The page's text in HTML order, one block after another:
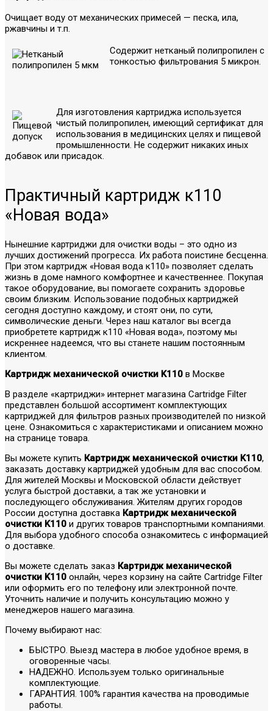
Очищает воду от механических примесей — песка, ила,
ржавчины и т.п.
Содержит нетканый полипропилен с
тонкостью фильтрования 5 микрон.
Для изготовления картриджа используется
чистый полипропилен, имеющий сертификат для
использования в медицинских целях и пищевой
промышленности. Не содержит никаких иных
добавок или присадок.
Практичный картридж к110
«Новая вода»
Нынешние картриджи для очистки воды – это одно из
лучших достижений прогресса. Их работа поистине бесценна.
При этом картридж «Новая вода к110» позволяет сделать
жизнь в доме намного комфортнее и качественнее. Покупая
такое оборудование, вы помогаете сохранить здоровье
своим близким. Использование подобных картриджей
сегодня доступно каждому, и стоят они, по сути,
символические деньги. Через наш каталог вы всегда
приобретете картридж к110 «Новая вода», поэтому мы
искреннее надеемся, что вы станете нашим постоянным
клиентом.
Картридж механической очистки K110 в Москве
В разделе «картриджи» интернет магазина Cartridge Filter
представлен большой ассортимент комплектующих
картриджей для фильтров разных производителей по низкой
цене. Ознакомиться с характеристиками и описанием можно
на странице товара.
Вы можете купить Картридж механической очистки K110,
заказать доставку картриджей удобным для вас способом.
Для жителей Москвы и Московской области действует
услуга быстрой доставки, а так же установки и
последующего обслуживания. Жителям других городов
России доступна доставка Картридж механической
очистки K110 и других товаров транспортными компаниями.
Для выбора удобного способа ознакомитесь с информацией
о доставке.
Вы можете сделать заказ Картридж механической
очистки K110 онлайн, через корзину на сайте Cartridge Filter
или оформить его по телефону или электронной почте.
Уточнить наличие и получить консультацию можно у
менеджеров нашего магазина.
Почему выбирают нас:
БЫСТРО. Выезд мастера в любое удобное время, в
оговоренные часы.
НАДЕЖНО. Используем только оригинальные
комплектующие.
ГАРАНТИЯ. 100% гарантия качества на проводимые
работы.